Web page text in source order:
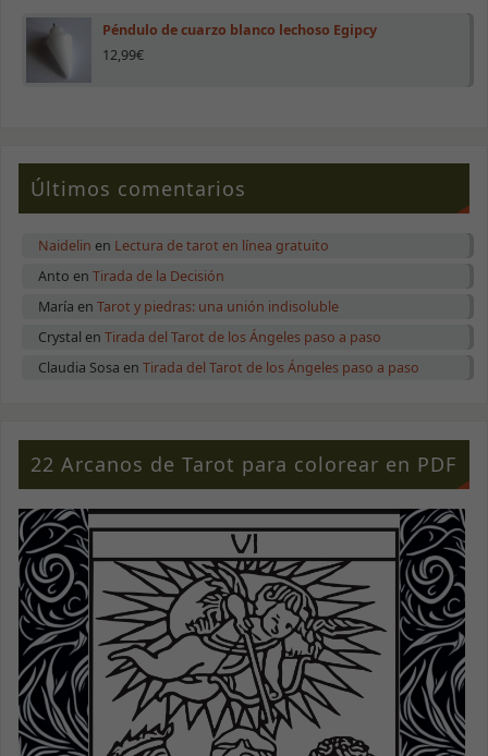
Péndulo de cuarzo blanco lechoso Egipcy
12,99€
Últimos comentarios
Naidelin en Lectura de tarot en línea gratuito
Anto enTirada de la Decisión
María enTarot y piedras: una unión indisoluble
Crystal enTirada del Tarot de los Ángeles paso a paso
Claudia Sosa enTirada del Tarot de los Ángeles paso a paso
22 Arcanos de Tarot para colorear en PDF
Estas cookies
no son
opcionales.
Son necesarias
para que la
web funcione
correctamente.
Estadísticas